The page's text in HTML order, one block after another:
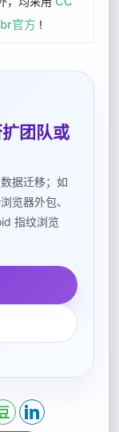
官方 !
团队或
据迁移；如
览器外包、
指纹浏览